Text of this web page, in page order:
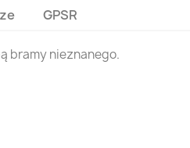
GPSR
bramy nieznanego.